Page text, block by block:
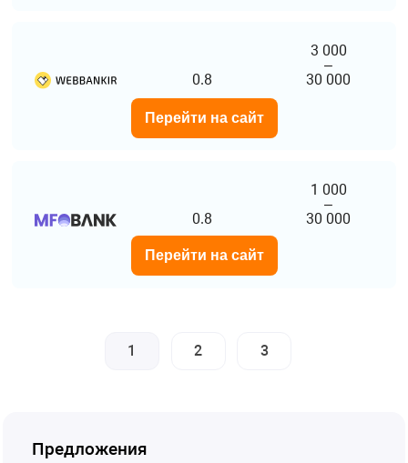
0.8
3 000
–
30 000
Перейти на сайт
0.8
1 000
–
30 000
Перейти на сайт
1 2 3
Предложения